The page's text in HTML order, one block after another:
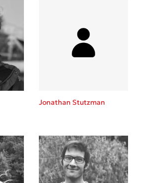
Στέφανος Ξενάκης
Το λεξικό της ζωής σου
Κώστας Κρομμύδας
Το λιμάνι μου είσαι εσύ
Jonathan Stutzman